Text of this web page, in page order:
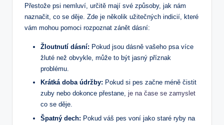
Přestože psi nemluví, určitě mají své způsoby, jak nám
naznačit, co se děje. Zde je několik užitečných indicií, které
vám mohou pomoci rozpoznat zánět dásní:
Žloutnutí dásní: Pokud jsou dásně vašeho psa více
žluté než obvykle, může to být jasný příznak
problému.
Krátká doba údržby: Pokud si pes začne méně čistit
zuby nebo dokonce přestane, je na čase se zamyslet
co se děje.
Špatný dech: Pokud váš pes voní jako staré ryby na